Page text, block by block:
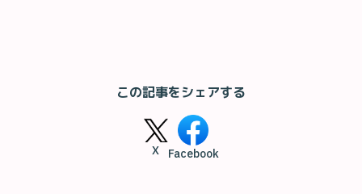
この記事をシェアする
X Facebook